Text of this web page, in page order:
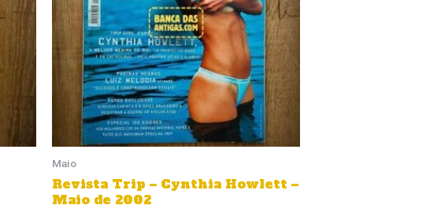
Maio
Revista Trip – Cynthia Howlett –
Maio de 2002